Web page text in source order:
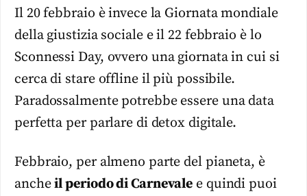
Il 20 febbraio è invece la Giornata mondiale
della giustizia sociale e il 22 febbraio è lo
Sconnessi Day, ovvero una giornata in cui si
cerca di stare offline il più possibile.
Paradossalmente potrebbe essere una data
perfetta per parlare di detox digitale.
Febbraio, per almeno parte del pianeta, è
ancheil periodo di Carnevale e quindi puoi